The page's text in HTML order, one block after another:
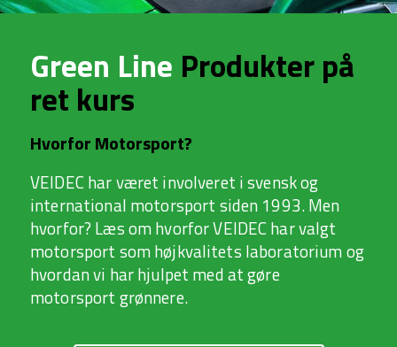
Green Line Produkter på
ret kurs
Hvorfor Motorsport?
VEIDEC har været involveret i svensk og
international motorsport siden 1993. Men
hvorfor? Læs om hvorfor VEIDEC har valgt
motorsport som højkvalitets laboratorium og
hvordan vi har hjulpet med at gøre
motorsport grønnere.